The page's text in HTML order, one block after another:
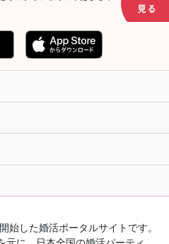
始した婚活ポータルサイトです。